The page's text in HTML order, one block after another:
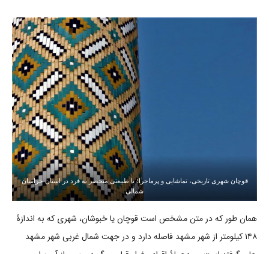
قوچان شهری تاریخی، تماشایی و پرماجرا؛ با طبیعتی منحصر به فرد در استان خراسان
شمالی
همان طور که در متن مشخص است قوچان یا خبوشان، شهری که به اندازۀ
۱۴۸ کیلومتر از شهر مشهد فاصله دارد و در جهت شمال غربی شهر مشهد